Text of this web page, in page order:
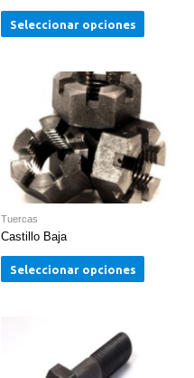
Seleccionar opciones
Tuercas
Castillo Baja
Seleccionar opciones